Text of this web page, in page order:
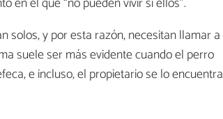
solos, y por esta razón, necesitan llamar a
suele ser más evidente cuando el perro
e incluso, el propietario se lo encuentra